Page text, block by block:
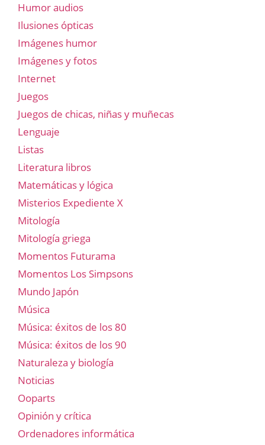
Humor audios
Ilusiones ópticas
Imágenes humor
Imágenes y fotos
Internet
Juegos
Juegos de chicas, niñas y muñecas
Lenguaje
Listas
Literatura libros
Matemáticas y lógica
Misterios Expediente X
Mitología
Mitología griega
Momentos Futurama
Momentos Los Simpsons
Mundo Japón
Música
Música: éxitos de los 80
Música: éxitos de los 90
Naturaleza y biología
Noticias
Ooparts
Opinión y crítica
Ordenadores informática